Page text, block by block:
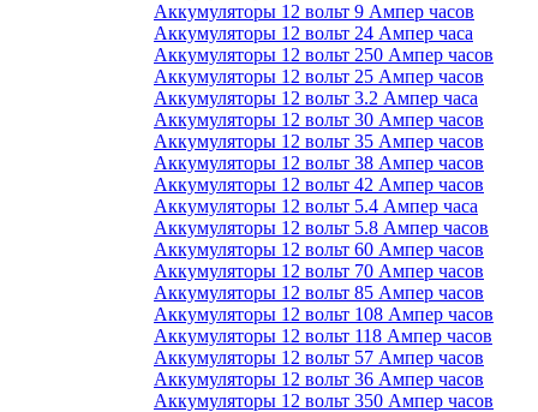
Аккумуляторы 12 вольт 9 Ампер часов
Аккумуляторы 12 вольт 24 Ампер часа
Аккумуляторы 12 вольт 250 Ампер часов
Аккумуляторы 12 вольт 25 Ампер часов
Аккумуляторы 12 вольт 3.2 Ампер часа
Аккумуляторы 12 вольт 30 Ампер часов
Аккумуляторы 12 вольт 35 Ампер часов
Аккумуляторы 12 вольт 38 Ампер часов
Аккумуляторы 12 вольт 42 Ампер часов
Аккумуляторы 12 вольт 5.4 Ампер часа
Аккумуляторы 12 вольт 5.8 Ампер часов
Аккумуляторы 12 вольт 60 Ампер часов
Аккумуляторы 12 вольт 70 Ампер часов
Аккумуляторы 12 вольт 85 Ампер часов
Аккумуляторы 12 вольт 108 Ампер часов
Аккумуляторы 12 вольт 118 Ампер часов
Аккумуляторы 12 вольт 57 Ампер часов
Аккумуляторы 12 вольт 36 Ампер часов
Аккумуляторы 12 вольт 350 Ампер часов